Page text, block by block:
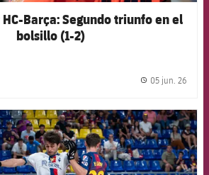
Barça: Segundo triunfo en el
bolsillo (1-2)
05 jun. 26
FCB Barcelona badge